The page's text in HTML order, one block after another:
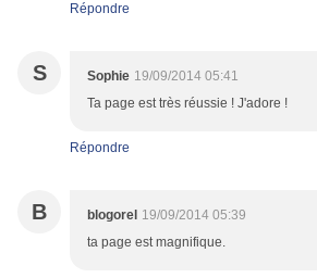
Répondre
S Sophie 19/09/2014 05:41
Ta page est très réussie ! J'adore !
Répondre
B blogorel 19/09/2014 05:39
ta page est magnifique.